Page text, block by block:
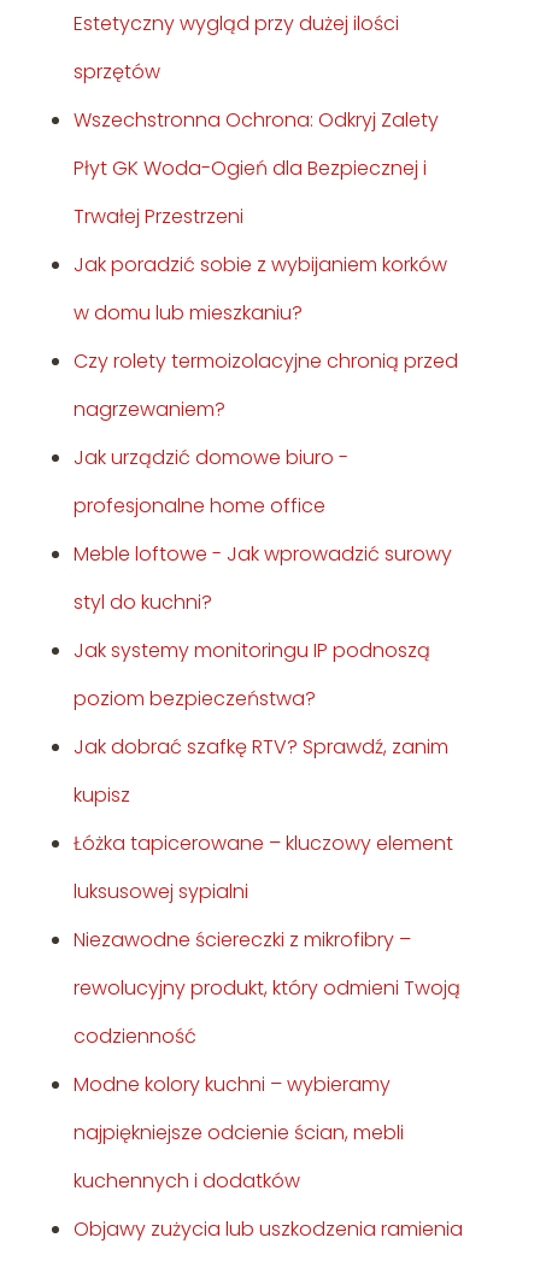
Estetyczny wygląd przy dużej ilości
sprzętów
Wszechstronna Ochrona: Odkryj Zalety
Płyt GK Woda-Ogień dla Bezpiecznej i
Trwałej Przestrzeni
Jak poradzić sobie z wybijaniem korków
w domu lub mieszkaniu?
Czy rolety termoizolacyjne chronią przed
nagrzewaniem?
Jak urządzić domowe biuro -
profesjonalne home office
Meble loftowe - Jak wprowadzić surowy
styl do kuchni?
Jak systemy monitoringu IP podnoszą
poziom bezpieczeństwa?
Jak dobrać szafkę RTV? Sprawdź, zanim
kupisz
Łóżka tapicerowane – kluczowy element
luksusowej sypialni
Niezawodne ściereczki z mikrofibry –
rewolucyjny produkt, który odmieni Twoją
codzienność
Modne kolory kuchni – wybieramy
najpiękniejsze odcienie ścian, mebli
kuchennych i dodatków
Objawy zużycia lub uszkodzenia ramienia